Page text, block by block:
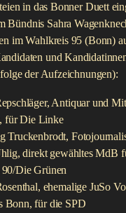
in das Bonner Duett
Bündnis Sahra
im Wahlkreis 95 (Bonn)
und
der Aufzeichnungen):
Antiquar und
für Die Linke
Truckenbrodt,
direkt gewähltes MdB
Die Grünen
ehemalige JuSo
Bonn, für die SPD